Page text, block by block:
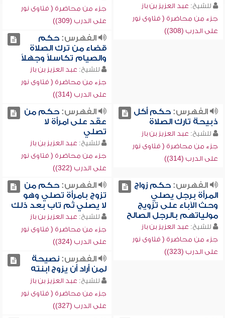
للشيخ: عبد العزيز بن باز
جزء من محاضرة ( فتاوى نور
على الدرب (308))
جزء من محاضرة ( فتاوى نور
على الدرب (309))
الفهرس:حكم
قضاء من ترك الصلاة
والصيام تكاسلاً وجهلاً
للشيخ: عبد العزيز بن باز
جزء من محاضرة ( فتاوى نور
على الدرب (314))
الفهرس:حكم أكل
ذبيحة تارك الصلاة
للشيخ: عبد العزيز بن باز
جزء من محاضرة ( فتاوى نور
على الدرب (314))
الفهرس:حكم من
عقد على امرأة لا
تصلي
للشيخ: عبد العزيز بن باز
جزء من محاضرة ( فتاوى نور
على الدرب (322))
الفهرس:حكم زواج
المرأة برجل يصلي
وحث الآباء على تزويج
مولياتهم بالرجل الصالح
للشيخ: عبد العزيز بن باز
جزء من محاضرة ( فتاوى نور
على الدرب (323))
الفهرس:حكم من
تزوج بامرأة تصلي وهو
لا يصلي ثم تاب بعد ذلك
للشيخ: عبد العزيز بن باز
جزء من محاضرة ( فتاوى نور
على الدرب (324))
الفهرس:نصيحة
لمن أراد أن يزوج ابنته
للشيخ: عبد العزيز بن باز
جزء من محاضرة ( فتاوى نور
على الدرب (327))